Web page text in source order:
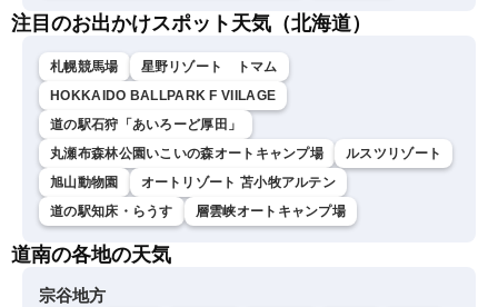
注目のお出かけスポット天気（北海道）
札幌競馬場
星野リゾート トマム
HOKKAIDO BALLPARK F VIILAGE
道の駅石狩「あいろーど厚田」
丸瀬布森林公園いこいの森オートキャンプ場
ルスツリゾート
旭山動物園
オートリゾート 苫小牧アルテン
道の駅知床・らうす
層雲峡オートキャンプ場
道南の各地の天気
宗谷地方